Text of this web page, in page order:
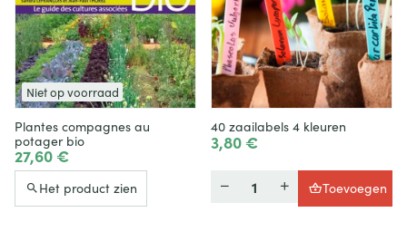
Niet op voorraad
Plantes compagnes au
potager bio
27,60 €
Het product zien
40 zaailabels 4 kleuren
3,80 €
Toevoegen